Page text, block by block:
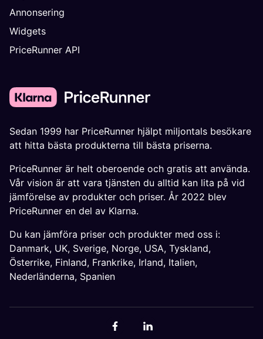
Annonsering
Widgets
PriceRunner API
Sedan 1999 har PriceRunner hjälpt miljontals besökare
att hitta bästa produkterna till bästa priserna.
PriceRunner är helt oberoende och gratis att använda.
Vår vision är att vara tjänsten du alltid kan lita på vid
jämförelse av produkter och priser. År 2022 blev
PriceRunner en del av Klarna.
Du kan jämföra priser och produkter med oss i:
Danmark, UK, Sverige, Norge, USA, Tyskland,
Österrike, Finland, Frankrike, Irland, Italien,
Nederländerna, Spanien